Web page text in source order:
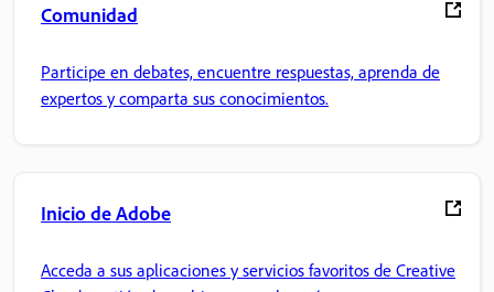
Comunidad
Participe en debates, encuentre respuestas, aprenda de
expertos y comparta sus conocimientos.
Inicio de Adobe
Acceda a sus aplicaciones y servicios favoritos de Creative